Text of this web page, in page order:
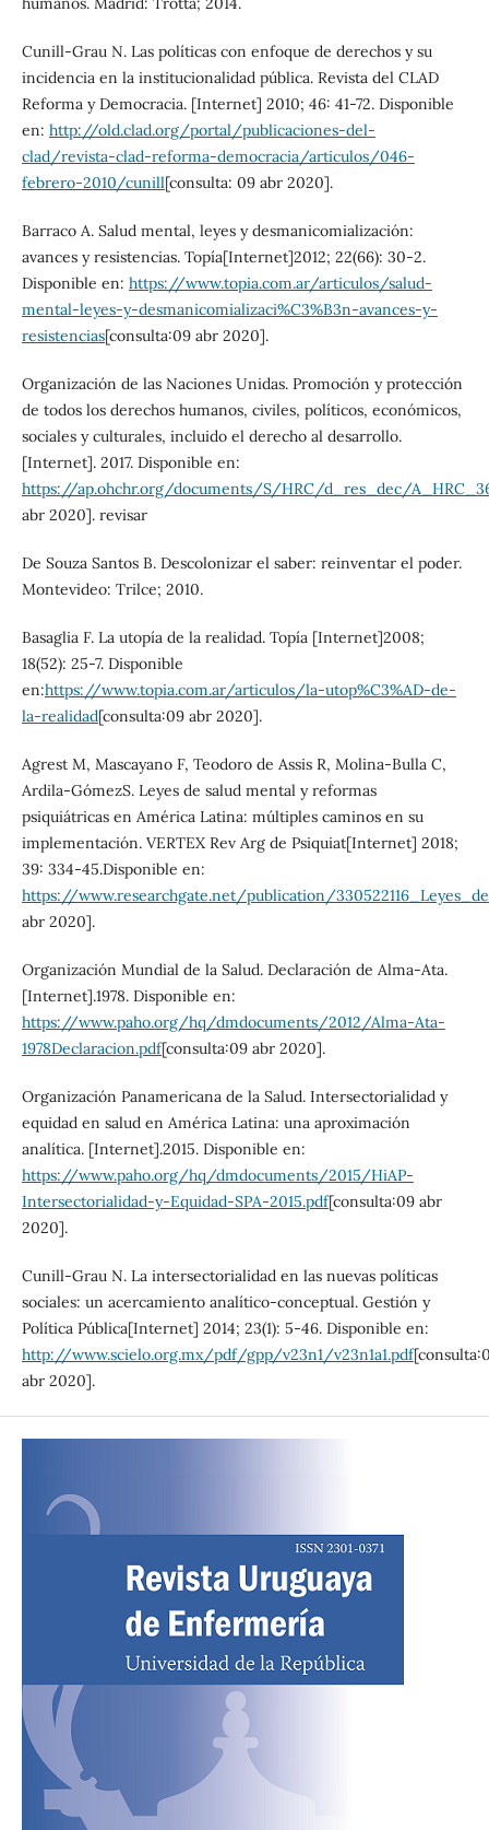
Cunill-Grau N. Las políticas con enfoque de derechos y su
incidencia en la institucionalidad pública. Revista del CLAD
Reforma y Democracia. [Internet] 2010; 46: 41-72. Disponible
en: http://old.clad.org/portal/publicaciones-del-
clad/revista-clad-reforma-democracia/articulos/046-
febrero-2010/cunill[consulta: 09 abr 2020].
Barraco A. Salud mental, leyes y desmanicomialización:
avances y resistencias. Topía[Internet]2012; 22(66): 30-2.
Disponible en: https://www.topia.com.ar/articulos/salud-
mental-leyes-y-desmanicomializaci%C3%B3n-avances-y-
resistencias[consulta:09 abr 2020].
Organización de las Naciones Unidas. Promoción y protección
de todos los derechos humanos, civiles, políticos, económicos,
sociales y culturales, incluido el derecho al desarrollo.
[Internet]. 2017. Disponible en:
https://ap.ohchr.org/documents/S/HRC/d_res_dec/
abr 2020]. revisar
De Souza Santos B. Descolonizar el saber: reinventar el poder.
Montevideo: Trilce; 2010.
Basaglia F. La utopía de la realidad. Topía [Internet]2008;
18(52): 25-7. Disponible
en:https://www.topia.com.ar/articulos/la-utop%C3%AD-de-
la-realidad[consulta:09 abr 2020].
Agrest M, Mascayano F, Teodoro de Assis R, Molina-Bulla C,
Ardila-GómezS. Leyes de salud mental y reformas
psiquiátricas en América Latina: múltiples caminos en su
implementación. VERTEX Rev Arg de Psiquiat[Internet] 2018;
39: 334-45.Disponible en:
https://www.researchgate.net/publication/
abr 2020].
Organización Mundial de la Salud. Declaración de Alma-Ata.
[Internet].1978. Disponible en:
https://www.paho.org/hq/dmdocuments/2012/Alma-Ata-
1978Declaracion.pdf[consulta:09 abr 2020].
Organización Panamericana de la Salud. Intersectorialidad y
equidad en salud en América Latina: una aproximación
analítica. [Internet].2015. Disponible en:
https://www.paho.org/hq/dmdocuments/2015/HiAP-
Intersectorialidad-y-Equidad-SPA-2015.pdf[consulta:09 abr
2020].
Cunill-Grau N. La intersectorialidad en las nuevas políticas
sociales: un acercamiento analítico-conceptual. Gestión y
Política Pública[Internet] 2014; 23(1): 5-46. Disponible en:
http://www.scielo.org.mx/pdf/gpp/v23n1/v23n1a1.pdf
abr 2020].